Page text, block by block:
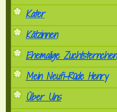
Kater
Kätzinnen
Ehemalige Zuchtsternchen
Mein Neufi-Rüde Henry
Über Uns